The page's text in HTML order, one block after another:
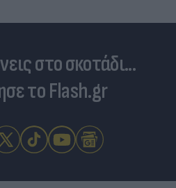
στο σκοτάδι...
το Flash.gr